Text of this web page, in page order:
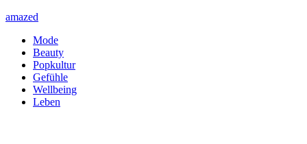
amazed
Mode
Beauty
Popkultur
Gefühle
Wellbeing
Leben